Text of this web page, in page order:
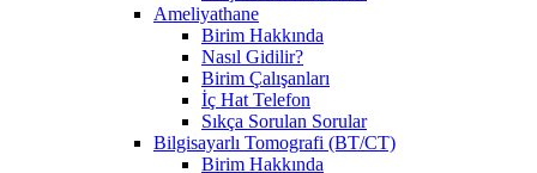
Ameliyathane
Birim Hakkında
Nasıl Gidilir?
Birim Çalışanları
İç Hat Telefon
Sıkça Sorulan Sorular
Bilgisayarlı Tomografi (BT/CT)
Birim Hakkında